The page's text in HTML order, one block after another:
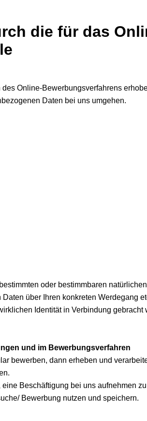
die für das
Online-Bewerbungsverfahrens
Daten bei uns umgehen.
oder bestimmbaren
über Ihren konkreten Werdegang
Identität in Verbindung
und im Bewerbungsverfahren
bewerben, dann erheben und
Beschäftigung bei uns aufnehmen
Bewerbung nutzen und speichern.